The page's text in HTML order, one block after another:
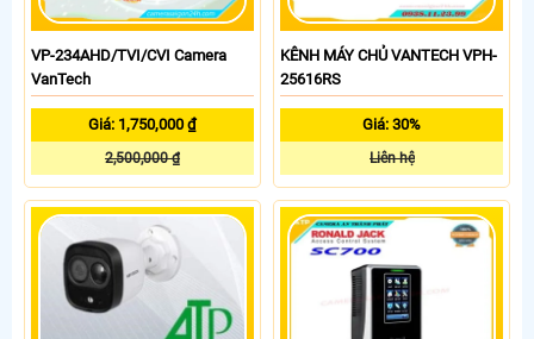
VP-234AHD/TVI/CVI Camera
VanTech
Giá: 1,750,000 ₫
2,500,000 ₫
KÊNH MÁY CHỦ VANTECH VPH-
25616RS
Giá: 30%
Liên hệ